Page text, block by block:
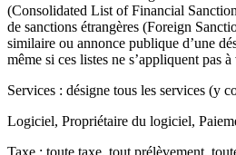
(Consolidated List of Financial
de sanctions étrangères (Foreign
similaire ou annonce publique d’une
même si ces listes ne s’appliquent pas
Services : désigne tous les services (y
Logiciel, Propriétaire du logiciel,
Taxe : toute taxe, tout prélèvement,